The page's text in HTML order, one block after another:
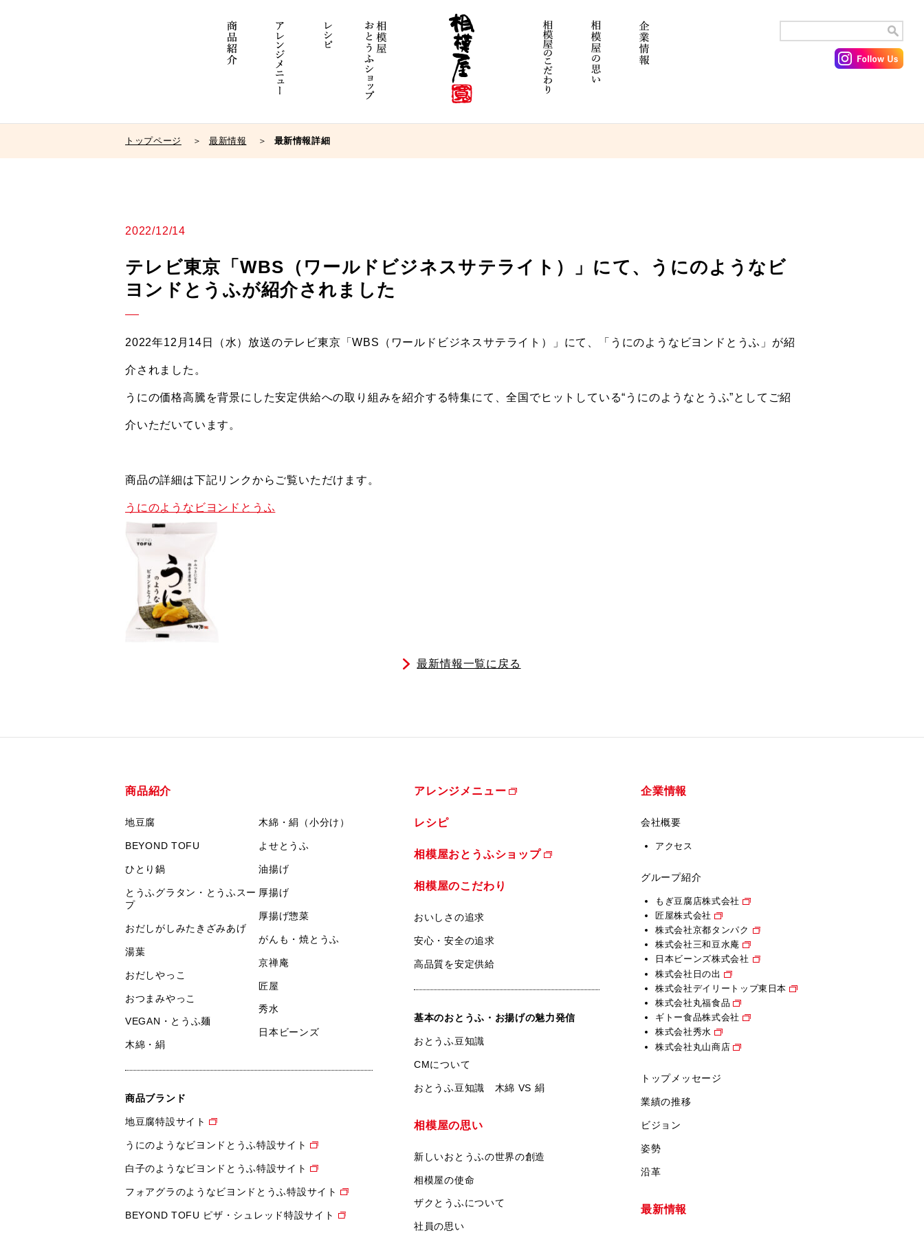
トップページ 最新情報 最新情報詳細
2022/12/14
テレビ東京「WBS（ワールドビジネスサテライト）」にて、うにのようなビ
ヨンドとうふが紹介されました
2022年12月14日（水）放送のテレビ東京「WBS（ワールドビジネスサテライト）」にて、「うにのようなビヨンドとうふ」が紹
介されました。
うにの価格高騰を背景にした安定供給への取り組みを紹介する特集にて、全国でヒットしている“うにのようなとうふ”としてご紹
介いただいています。
商品の詳細は下記リンクからご覧いただけます。
うにのようなビヨンドとうふ
最新情報一覧に戻る
商品紹介
地豆腐
BEYOND TOFU
ひとり鍋
とうふグラタン・とうふスー
プ
おだしがしみたきざみあげ
湯葉
おだしやっこ
おつまみやっこ
VEGAN・とうふ麺
木綿・絹
木綿・絹（小分け）
よせとうふ
油揚げ
厚揚げ
厚揚げ惣菜
がんも・焼とうふ
京禅庵
匠屋
秀水
日本ビーンズ
商品ブランド
地豆腐特設サイト
うにのようなビヨンドとうふ特設サイト
白子のようなビヨンドとうふ特設サイト
フォアグラのようなビヨンドとうふ特設サイト
BEYOND TOFU ピザ・シュレッド特設サイト
アレンジメニュー
レシピ
相模屋おとうふショップ
相模屋のこだわり
おいしさの追求
安心・安全の追求
高品質を安定供給
基本のおとうふ・お揚げの魅力発信
おとうふ豆知識
CMについて
おとうふ豆知識 木綿 VS 絹
相模屋の思い
新しいおとうふの世界の創造
相模屋の使命
ザクとうふについて
社員の思い
企業情報
会社概要
アクセス
グループ紹介
もぎ豆腐店株式会社
匠屋株式会社
株式会社京都タンパク
株式会社三和豆水庵
日本ビーンズ株式会社
株式会社日の出
株式会社デイリートップ東日本
株式会社丸福食品
ギトー食品株式会社
株式会社秀水
株式会社丸山商店
トップメッセージ
業績の推移
ビジョン
姿勢
沿革
最新情報